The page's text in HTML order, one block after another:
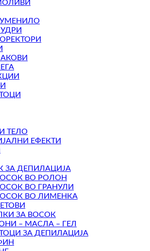
ТЕЛО
ЕФЕКТИ
ЗА ДЕПИЛАЦИЈА
ВО РОЛОН
ВО ГРАНУЛИ
ВО ЛИМЕНКА
ЗА ВОСОК
– МАСЛА – ГЕЛ
ЗА ДЕПИЛАЦИЈА